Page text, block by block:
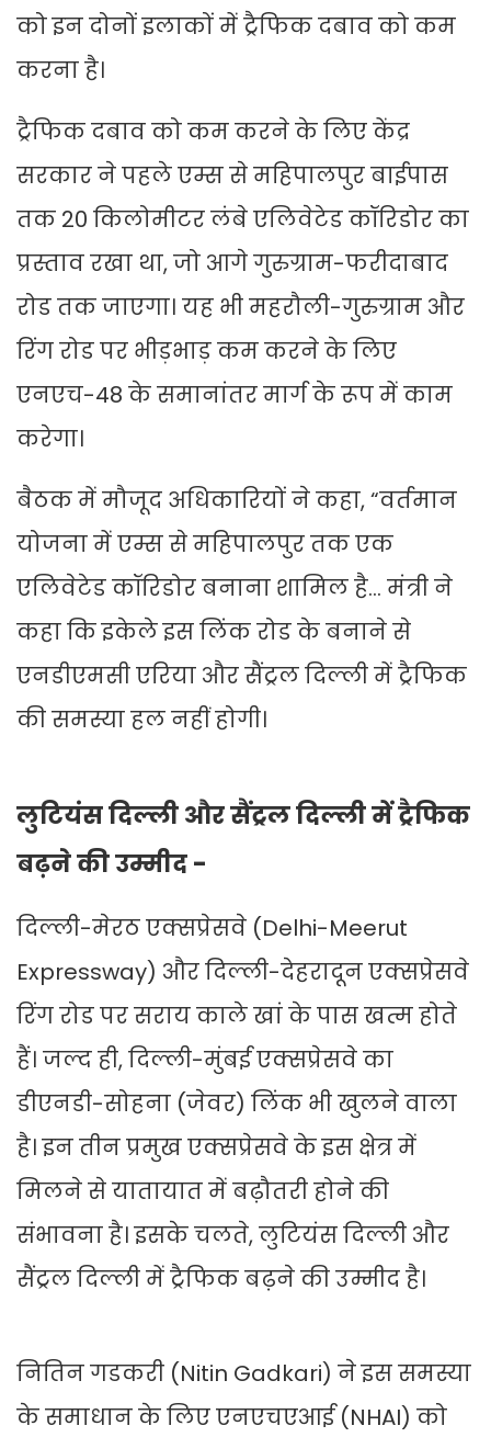
को इन दोनों इलाकों में ट्रैफिक दबाव को कम
करना है।
ट्रैफिक दबाव को कम करने के लिए केंद्र
सरकार ने पहले एम्स से महिपालपुर बाईपास
तक 20 किलोमीटर लंबे एलिवेटेड कॉरिडोर का
प्रस्ताव रखा था, जो आगे गुरुग्राम-फरीदाबाद
रोड तक जाएगा। यह भी महरौली-गुरुग्राम और
रिंग रोड पर भीड़भाड़ कम करने के लिए
एनएच-48 के समानांतर मार्ग के रूप में काम
करेगा।
बैठक में मौजूद अधिकारियों ने कहा, “वर्तमान
योजना में एम्स से महिपालपुर तक एक
एलिवेटेड कॉरिडोर बनाना शामिल है... मंत्री ने
कहा कि इकेले इस लिंक रोड के बनाने से
एनडीएमसी एरिया और सैंट्रल दिल्ली में ट्रैफिक
की समस्या हल नहीं होगी।
लुटियंस दिल्ली और सैंट्रल दिल्ली में ट्रैफिक
बढ़ने की उम्मीद -
दिल्ली-मेरठ एक्सप्रेसवे (Delhi-Meerut
Expressway) और दिल्ली-देहरादून एक्सप्रेसवे
रिंग रोड पर सराय काले खां के पास खत्म होते
हैं। जल्द ही, दिल्ली-मुंबई एक्सप्रेसवे का
डीएनडी-सोहना (जेवर) लिंक भी खुलने वाला
है। इन तीन प्रमुख एक्सप्रेसवे के इस क्षेत्र में
मिलने से यातायात में बढ़ौतरी होने की
संभावना है। इसके चलते, लुटियंस दिल्ली और
सैंट्रल दिल्ली में ट्रैफिक बढ़ने की उम्मीद है।
नितिन गडकरी (Nitin Gadkari) ने इस समस्या
के समाधान के लिए एनएचएआई (NHAI) को